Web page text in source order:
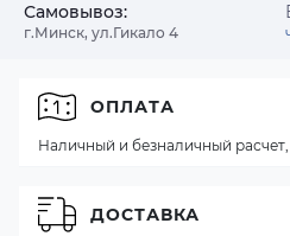
Самовывоз:
г.Минск, ул.Гикало 4
ОПЛАТА
Наличный и безналичный
ДОСТАВКА